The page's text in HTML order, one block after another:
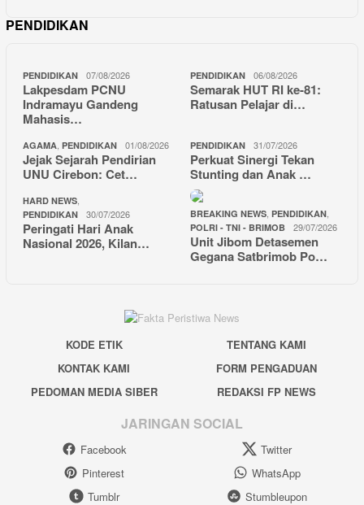
PENDIDIKAN
PENDIDIKAN 07/08/2026
Lakpesdam PCNU
Indramayu Gandeng
Mahasis…
PENDIDIKAN 06/08/2026
Semarak HUT RI ke-81:
Ratusan Pelajar di…
AGAMA, PENDIDIKAN 01/08/2026
Jejak Sejarah Pendirian
UNU Cirebon: Cet…
PENDIDIKAN 31/07/2026
Perkuat Sinergi Tekan
Stunting dan Anak …
HARD NEWS,
PENDIDIKAN 30/07/2026
Peringati Hari Anak
Nasional 2026, Kilan…
BREAKING NEWS, PENDIDIKAN,
POLRI - TNI - BRIMOB 29/07/2026
Unit Jibom Detasemen
Gegana Satbrimob Po…
KODE ETIK
TENTANG KAMI
KONTAK KAMI
FORM PENGADUAN
PEDOMAN MEDIA SIBER
REDAKSI FP NEWS
JARINGAN SOCIAL
Facebook
Twitter
Pinterest
WhatsApp
Tumblr
Stumbleupon